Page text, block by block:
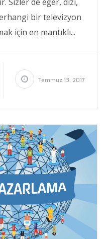
bir televizyon
için en mantıklı...
Temmuz 13, 2017